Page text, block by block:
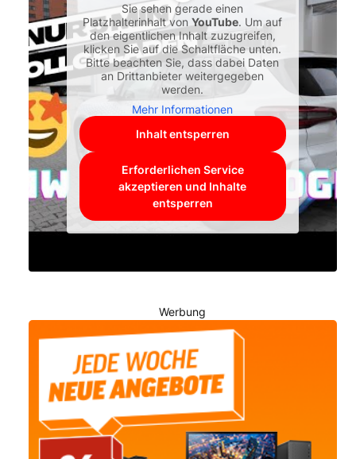
Sie sehen gerade einen
Platzhalterinhalt vonYouTube. Um auf
den eigentlichen Inhalt zuzugreifen,
klicken Sie auf die Schaltfläche unten.
Bitte beachten Sie, dass dabei Daten
an Drittanbieter weitergegeben
werden.
Mehr Informationen
Inhalt entsperren
Erforderlichen Service
akzeptieren und Inhalte
entsperren
Werbung